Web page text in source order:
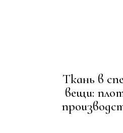
Ткань в
вещи: